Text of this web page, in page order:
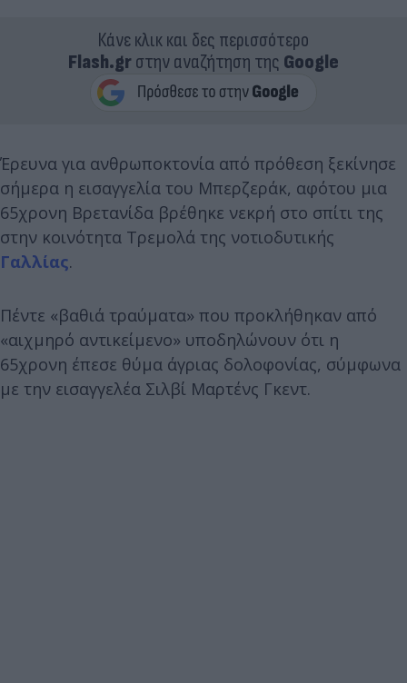
Κάνε κλικ και δες περισσότερο
Flash.grστην αναζήτηση της Google
Έρευνα για ανθρωποκτονία από πρόθεση ξεκίνησε
σήμερα η εισαγγελία του Μπερζεράκ, αφότου μια
65χρονη Βρετανίδα βρέθηκε νεκρή στο σπίτι της
στην κοινότητα Τρεμολά της νοτιοδυτικής
Γαλλίας.
Πέντε «βαθιά τραύματα» που προκλήθηκαν από
«αιχμηρό αντικείμενο» υποδηλώνουν ότι η
65χρονη έπεσε θύμα άγριας δολοφονίας, σύμφωνα
με την εισαγγελέα Σιλβί Μαρτένς Γκεντ.